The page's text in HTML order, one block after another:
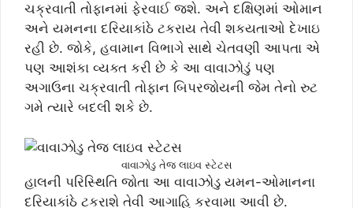
ચક્રવાતી તોફાનમાં ફેરવાઈ જશે. અને દક્ષિણમાં ઓમાન
અને યમનના દરિયાકાંઠે ટકરાય તેવી શકયતાઓ દેખાઇ
રહી છે. જોકે, હવામાન વિભાગે સાથે ચેતવણી આપતા એ
પણ આશંકા વ્યક્ત કરી છે કે આ વાવાઝોડું પણ
અગાઉના ચક્રવાતી તોફાન બિપરજોયની જેમ તેનો રુટ
ગમે ત્યારે બદલી શકે છે.
વાવાઝોડુ તેજ લાઇવ સ્ટેટસ
હાલની પરિસ્થિતિ જોતા આ વાવાઝોડુ યમન-ઓમાનના
દરિયાકાંઠે ટકરાશે તેવી આગાહિ કરવામા આવી છે.